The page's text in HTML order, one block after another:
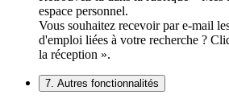
espace personnel.
Vous souhaitez recevoir par e-mail
d'emploi liées à votre recherche ?
la réception ».
7. Autres fonctionnalités